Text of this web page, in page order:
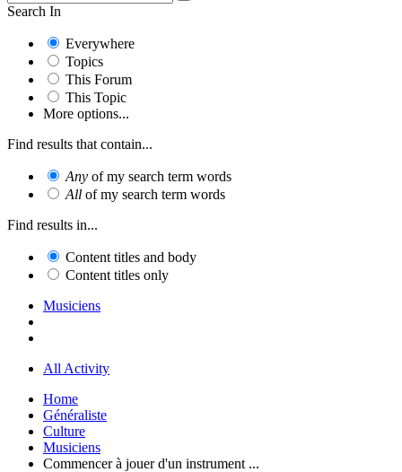
Search In
Everywhere
Topics
This Forum
This Topic
More options...
Find results that contain...
Any of my search term words
All of my search term words
Find results in...
Content titles and body
Content titles only
Musiciens
All Activity
Home
Généraliste
Culture
Musiciens
Commencer à jouer d'un instrument ...